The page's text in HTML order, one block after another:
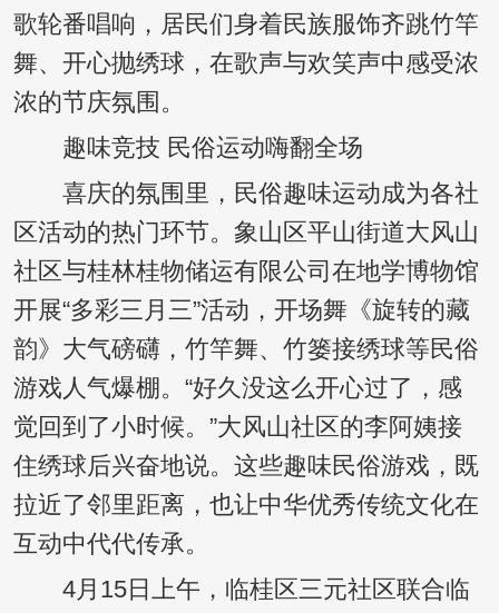
歌轮番唱响，居民们身着民族服饰齐跳竹竿
舞、开心抛绣球，在歌声与欢笑声中感受浓
浓的节庆氛围。
趣味竞技 民俗运动嗨翻全场
喜庆的氛围里，民俗趣味运动成为各社
区活动的热门环节。象山区平山街道大风山
社区与桂林桂物储运有限公司在地学博物馆
开展“多彩三月三”活动，开场舞《旋转的藏
韵》大气磅礴，竹竿舞、竹篓接绣球等民俗
游戏人气爆棚。“好久没这么开心过了，感
觉回到了小时候。”大风山社区的李阿姨接
住绣球后兴奋地说。这些趣味民俗游戏，既
拉近了邻里距离，也让中华优秀传统文化在
互动中代代传承。
4月15日上午，临桂区三元社区联合临